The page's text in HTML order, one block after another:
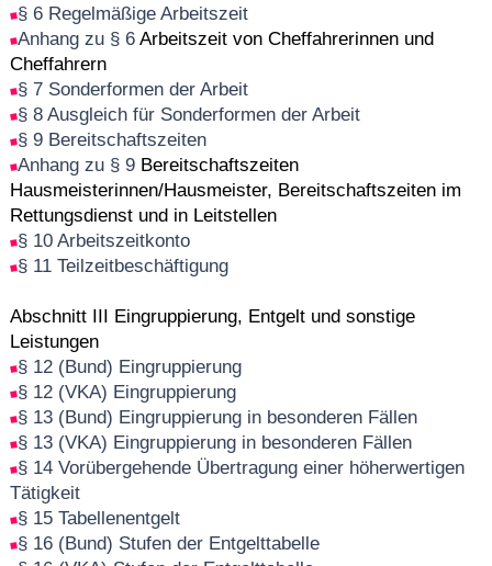
§ 6 Regelmäßige Arbeitszeit
Anhang zu § 6 Arbeitszeit von Cheffahrerinnen und
Cheffahrern
§ 7 Sonderformen der Arbeit
§ 8 Ausgleich für Sonderformen der Arbeit
§ 9 Bereitschaftszeiten
Anhang zu § 9 Bereitschaftszeiten
Hausmeisterinnen/Hausmeister, Bereitschaftszeiten im
Rettungsdienst und in Leitstellen
§ 10 Arbeitszeitkonto
§ 11 Teilzeitbeschäftigung
Abschnitt III Eingruppierung, Entgelt und sonstige
Leistungen
§ 12 (Bund) Eingruppierung
§ 12 (VKA) Eingruppierung
§ 13 (Bund) Eingruppierung in besonderen Fällen
§ 13 (VKA) Eingruppierung in besonderen Fällen
§ 14 Vorübergehende Übertragung einer höherwertigen
Tätigkeit
§ 15 Tabellenentgelt
§ 16 (Bund) Stufen der Entgelttabelle